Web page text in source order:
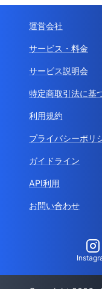
運営会社
サービス・料金
サービス説明会
特定商取引法に基
利用規約
プライバシーポリ
ガイドライン
API利用
お問い合わせ